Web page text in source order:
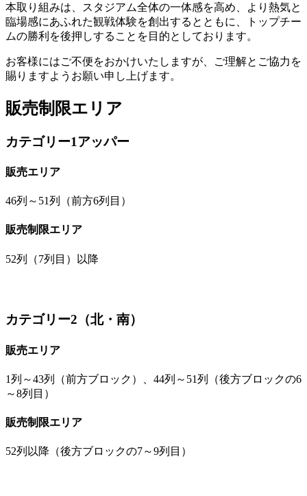
本取り組みは、スタジアム全体の一体感を高め、より熱気と
臨場感にあふれた観戦体験を創出するとともに、トップチー
ムの勝利を後押しすることを目的としております。
お客様にはご不便をおかけいたしますが、ご理解とご協力を
賜りますようお願い申し上げます。
販売制限エリア
カテゴリー1アッパー
販売エリア
46列～51列（前方6列目）
販売制限エリア
52列（7列目）以降
カテゴリー2（北・南）
販売エリア
1列～43列（前方ブロック）、44列～51列（後方ブロックの6
～8列目）
販売制限エリア
52列以降（後方ブロックの7～9列目）